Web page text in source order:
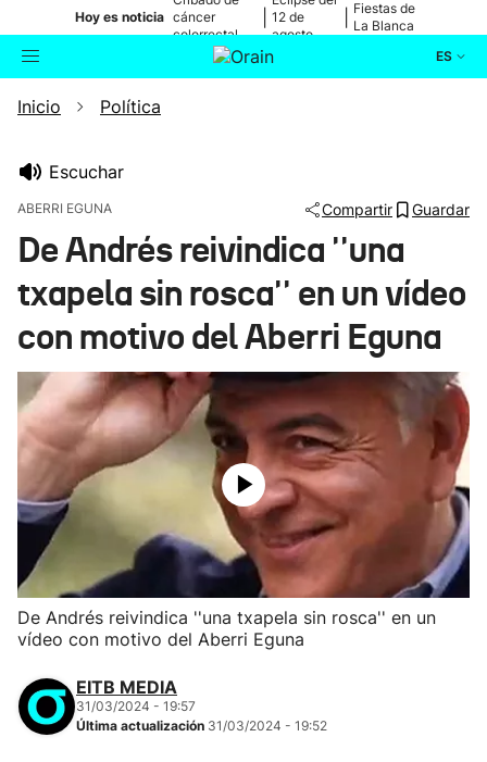
Hoy es noticia cáncer
colorrectal
12 de
agosto
Fiestas de
La Blanca
ES
Buscador
Ikusmiran
Eguraldia
Inicio Política
Escuchar
ABERRI EGUNA Compartir Guardar
De Andrés reivindica ''una
txapela sin rosca'' en un vídeo
con motivo del Aberri Eguna
De Andrés reivindica ''una txapela sin rosca'' en un
vídeo con motivo del Aberri Eguna
EITB MEDIA
31/03/2024 - 19:57
Última actualización 31/03/2024 - 19:52